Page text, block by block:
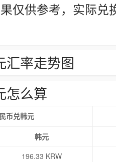
仅供参考，实际
汇率走势图
怎么算
币兑韩元
韩元
196.33 KRW